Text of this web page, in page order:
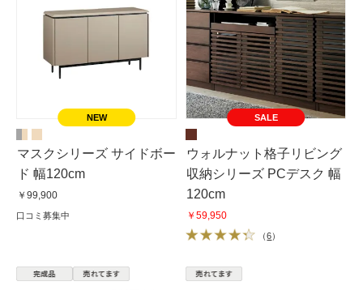
マスクシリーズ サイドボー
ド 幅120cm
￥99,900
口コミ募集中
SALE
ウォルナット格子リビング
収納シリーズ PCデスク 幅
120cm
￥59,950
（6）